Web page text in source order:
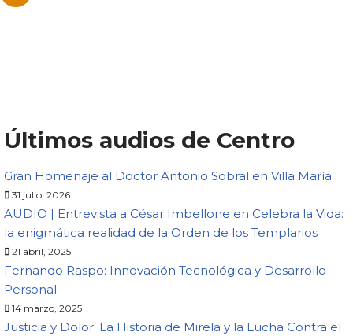
Últimos audios de Centro
Gran Homenaje al Doctor Antonio Sobral en Villa María
31 julio, 2026
AUDIO | Entrevista a César Imbellone en Celebra la Vida:
la enigmática realidad de la Orden de los Templarios
21 abril, 2025
Fernando Raspo: Innovación Tecnológica y Desarrollo
Personal
14 marzo, 2025
Justicia y Dolor: La Historia de Mirela y la Lucha Contra el